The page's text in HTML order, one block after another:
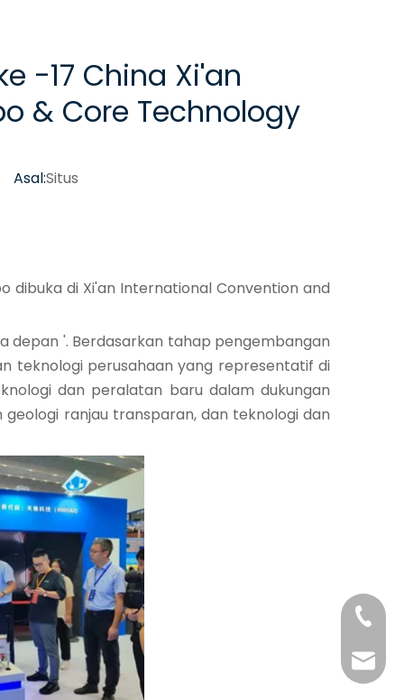
-17 China Xi'an
& Core Technology
Asal:Situs
dibuka di Xi'an International Convention and
depan '. Berdasarkan tahap pengembangan
teknologi perusahaan yang representatif di
dan peralatan baru dalam dukungan
ranjau transparan, dan teknologi dan
+86-
+86-